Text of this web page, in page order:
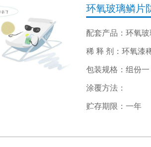
环氧玻璃鳞片
配套产品：环氧
稀 释 剂：环氧漆
包装规格：组份
涂覆方法：
贮存期限：一年